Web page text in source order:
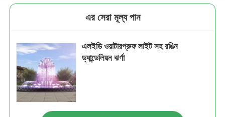
এর সেরা মূল্য পান
এলইডি ওয়াটারপ্রুফ লাইট সহ রঙিন
ড্যান্ডেলিয়ন ঝর্ণা